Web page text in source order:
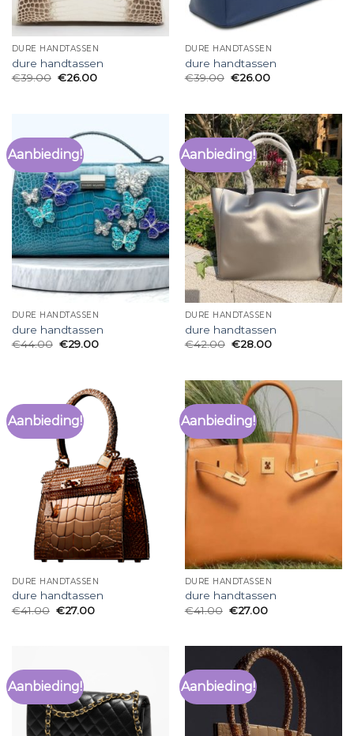
DURE HANDTASSEN
dure handtassen
€39.00 €26.00
DURE HANDTASSEN
dure handtassen
€39.00 €26.00
Aanbieding!
DURE HANDTASSEN
dure handtassen
€44.00 €29.00
Aanbieding!
DURE HANDTASSEN
dure handtassen
€42.00 €28.00
Aanbieding!
DURE HANDTASSEN
dure handtassen
€41.00 €27.00
Aanbieding!
DURE HANDTASSEN
dure handtassen
€41.00 €27.00
Aanbieding! Aanbieding!